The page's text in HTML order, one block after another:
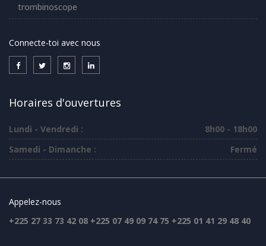
trombinoscope
Connecte-toi avec nous
Horaires d'ouvertures
Lundi - Vendredi :
8h00 - 18h00
Samedi - Dimanche :
Fermé
Appelez-nous
+225 27 33 73 42 08 +225 07 49 09 74 75 +225 01 41 29 48 40